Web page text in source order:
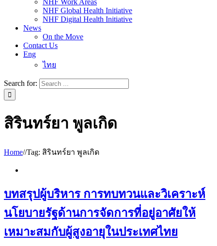
NHF Global Health Initiative
NHF Digital Health Initiative
News
On the Move
Contact Us
Eng
ไทย
Search for:
สิรินทร์ยา พูลเกิด
Home//Tag: สิรินทร์ยา พูลเกิด
บทสรุปผู้บริหาร การทบทวนและวิเคราะห์
นโยบายรัฐด้านการจัดการที่อยู่อาศัยให้
เหมาะสมกับผู้สูงอายุในประเทศไทย